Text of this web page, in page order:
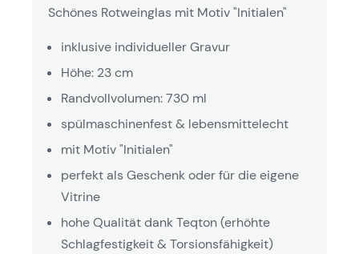
Schönes Rotweinglas mit Motiv "Initialen"
inklusive individueller Gravur
Höhe: 23 cm
Randvollvolumen: 730 ml
spülmaschinenfest & lebensmittelecht
mit Motiv "Initialen"
perfekt als Geschenk oder für die eigene
Vitrine
hohe Qualität dank Teqton (erhöhte
Schlagfestigkeit & Torsionsfähigkeit)